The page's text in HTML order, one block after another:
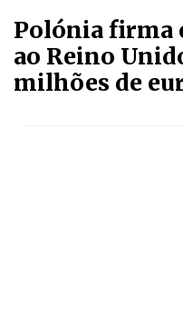
Polónia firma
ao Reino
milhões de